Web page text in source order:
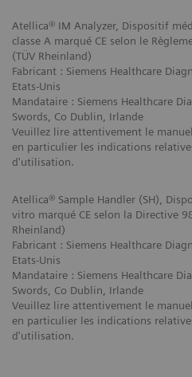
Atellica® IM Analyzer, Dispositif
classe A marqué CE selon le
(TÜV Rheinland)
Fabricant : Siemens Healthcare
Etats-Unis
Mandataire : Siemens Healthcare
Swords, Co Dublin, Irlande
Veuillez lire attentivement le
en particulier les indications
d'utilisation.
Atellica® Sample Handler (SH),
vitro marqué CE selon la Directive
Rheinland)
Fabricant : Siemens Healthcare
Etats-Unis
Mandataire : Siemens Healthcare
Swords, Co Dublin, Irlande
Veuillez lire attentivement le
en particulier les indications
d'utilisation.